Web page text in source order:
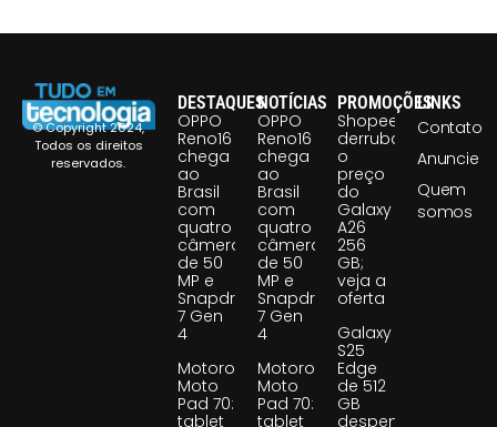
© Copyright 2024,
Todos os direitos
reservados.
DESTAQUES
OPPO
Reno16
chega
ao
Brasil
com
quatro
câmeras
de 50
MP e
Snapdragon
7 Gen
4
Motorola
Moto
Pad 70:
tablet
NOTÍCIAS
OPPO
Reno16
chega
ao
Brasil
com
quatro
câmeras
de 50
MP e
Snapdragon
7 Gen
4
Motorola
Moto
Pad 70:
tablet
PROMOÇÕES
Shopee
derruba
o
preço
do
Galaxy
A26
256
GB;
veja a
oferta
Galaxy
S25
Edge
de 512
GB
despenca
LINKS
Contato
Anuncie
Quem
somos